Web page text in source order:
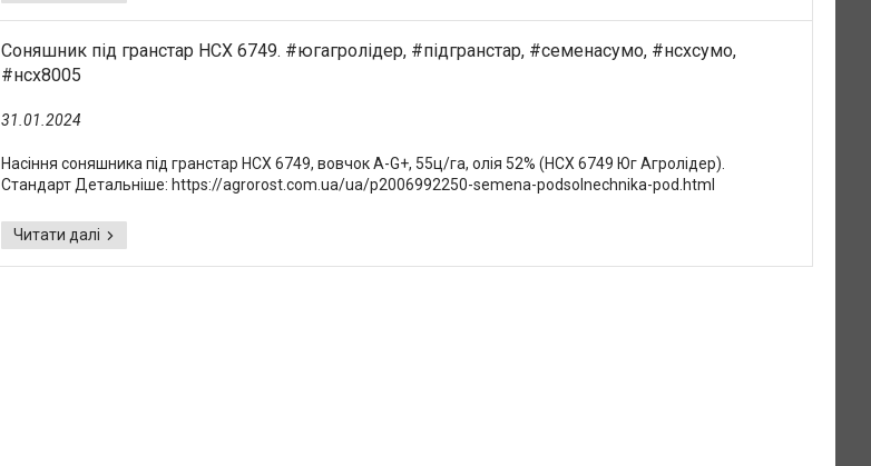
Соняшник під гранстар НСХ 6749. #югагролідер, #підгранстар, #семенасумо, #нсхсумо,
#нсх8005
31.01.2024
Насіння соняшника під гранстар НСХ 6749, вовчок A-G+, 55ц/га, олія 52% (НСХ 6749 Юг Агролідер).
Стандарт Детальніше: https://agrorost.com.ua/ua/p2006992250-semena-podsolnechnika-pod.html